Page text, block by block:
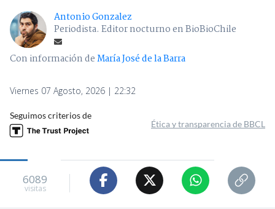
Antonio Gonzalez
Periodista. Editor nocturno en BioBioChile
Con información deMaría José de la Barra
Viernes 07 Agosto, 2026 | 22:32
Seguimos criterios de
Ética y transparencia de BBCL
6089
visitas